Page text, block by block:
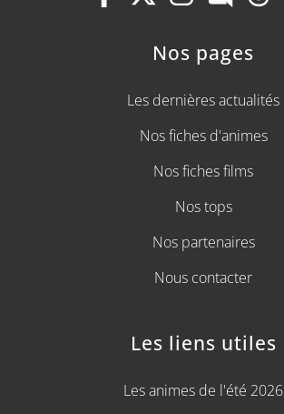
Nos pages
Les dernières actualités
Nos fiches d'animes
Nos fiches films
Nos tops
Nos partenaires
Nous contacter
Les liens utiles
Les animes de l'été 2026